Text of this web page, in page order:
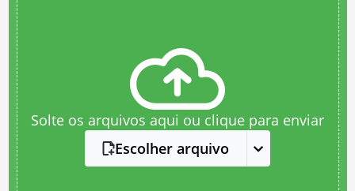
Solte os arquivos aqui ou clique para enviar
Escolher arquivo